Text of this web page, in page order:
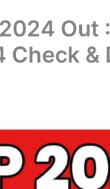
Out
Check &